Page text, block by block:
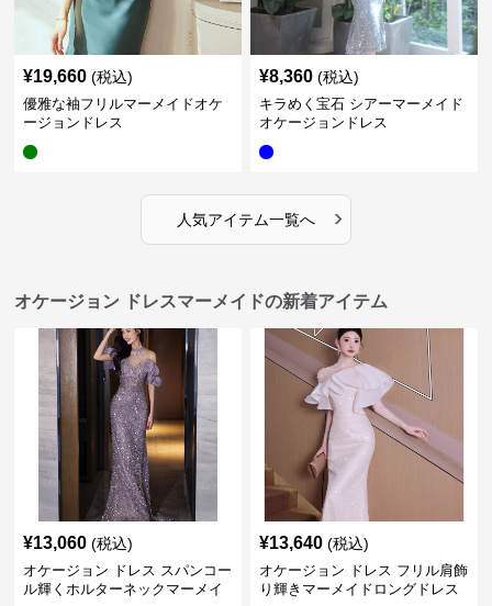
¥19,660 (税込)
優雅な袖フリルマーメイドオケ
ージョンドレス
¥8,360 (税込)
キラめく宝石 シアーマーメイド
オケージョンドレス
人気アイテム一覧へ ›
オケージョン ドレスマーメイドの新着アイテム
¥13,060 (税込)
オケージョン ドレス スパンコー
ル輝くホルターネックマーメイ
¥13,640 (税込)
オケージョン ドレス フリル肩飾
り輝きマーメイドロングドレス